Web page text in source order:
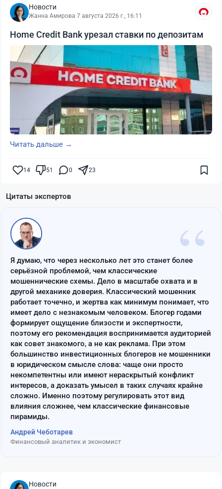
Новости
Жанна Амирова·7 августа 2026 г., 16:11
Home Credit Bank урезал ставки по депозитам
Читать дальше →
14 51 0 23
Цитаты экспертов
“
Я думаю, что через несколько лет это станет более
серьёзной проблемой, чем классические
мошеннические схемы. Дело в масштабе охвата и в
другой механике доверия. Классический мошенник
работает точечно, и жертва как минимум понимает, что
имеет дело с незнакомым человеком. Блогер годами
формирует ощущение близости и экспертности,
поэтому его рекомендация воспринимается аудиторией
как совет знакомого, а не как реклама. При этом
большинство инвестиционных блогеров не мошенники
в юридическом смысле слова: чаще они просто
некомпетентны или имеют нераскрытый конфликт
интересов, а доказать умысел в таких случаях крайне
сложно. Именно поэтому регулировать этот вид
влияния сложнее, чем классические финансовые
пирамиды.
Андрей Чеботарев
Финансовый аналитик и экономист
Новости